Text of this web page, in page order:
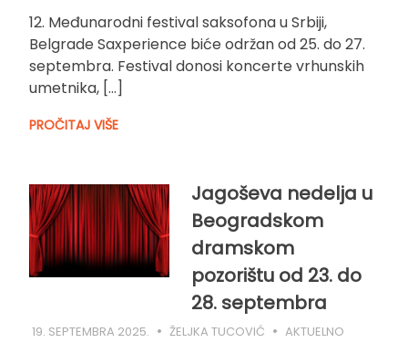
12. Međunarodni festival saksofona u Srbiji,
Belgrade Saxperience biće održan od 25. do 27.
septembra. Festival donosi koncerte vrhunskih
umetnika, […]
PROČITAJ VIŠE
Jagoševa nedelja u
Beogradskom
dramskom
pozorištu od 23. do
28. septembra
19. SEPTEMBRA 2025. ŽELJKA TUCOVIĆ AKTUELNO